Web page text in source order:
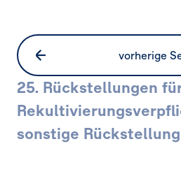
vorherige
25. Rückstellungen
sonstige